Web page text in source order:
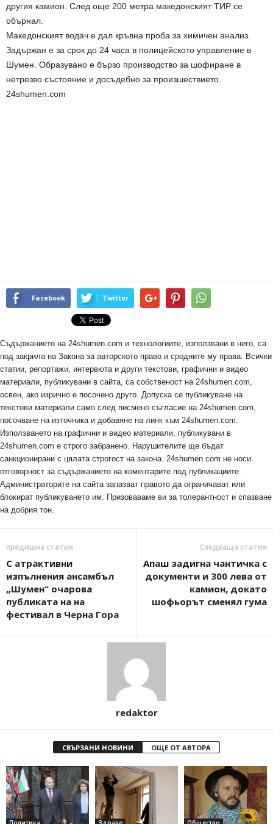
другия камион. След още 200 метра македонският ТИР се
обърнал.
Македонският водач е дал кръвна проба за химичен анализ.
Задържан е за срок до 24 часа в полицейското управление в
Шумен. Образувано е бързо производство за шофиране в
нетрезво състояние и досъдебно за произшествието.
24shumen.com
Facebook Twitter
Съдържанието на 24shumen.com и технологиите, използвани в него, са
под закрила на Закона за авторското право и сродните му права. Всички
статии, репортажи, интервюта и други текстови, графични и видео
материали, публикувани в сайта, са собственост на 24shumen.com,
освен, ако изрично е посочено друго. Допуска се публикуване на
текстови материали само след писмено съгласие на 24shumen.com,
посочване на източника и добавяне на линк към 24shumen.com.
Използването на графични и видео материали, публикувани в
24shumen.com е строго забранено. Нарушителите ще бъдат
санкционирани с цялата строгост на закона. 24shumen.com не носи
отговорност за съдържанието на коментарите под публикациите.
Администраторите на сайта запазват правото да ограничават или
блокират публикуването им. Призоваваме ви за толерантност и спазване
на добрия тон.
предишна статия
С атрактивни
изпълнения ансамбъл
„Шумен“ очарова
публиката на на
фестивал в Черна Гора
Следваща статия
Апаш задигна чантичка с
документи и 300 лева от
камион, докато
шофьорът сменял гума
redaktor
СВЪРЗАНИ НОВИНИ ОЩЕ ОТ АВТОРА